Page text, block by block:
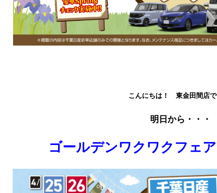
こんにちは！ 東金田間店
明日から・・・
ゴールデンワクワクフェ